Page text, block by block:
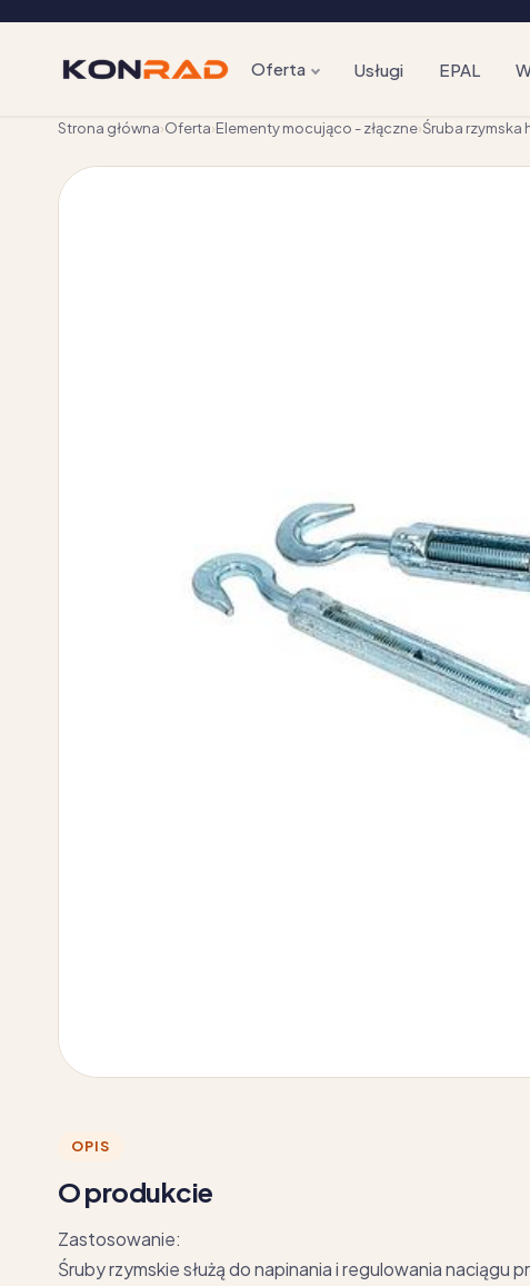
Oferta Usługi EPAL
Strona główna›Oferta›Elementy mocująco - złączne›Śruba
OPIS
O produkcie
Zastosowanie:
Śruby rzymskie służą do napinania i regulowania